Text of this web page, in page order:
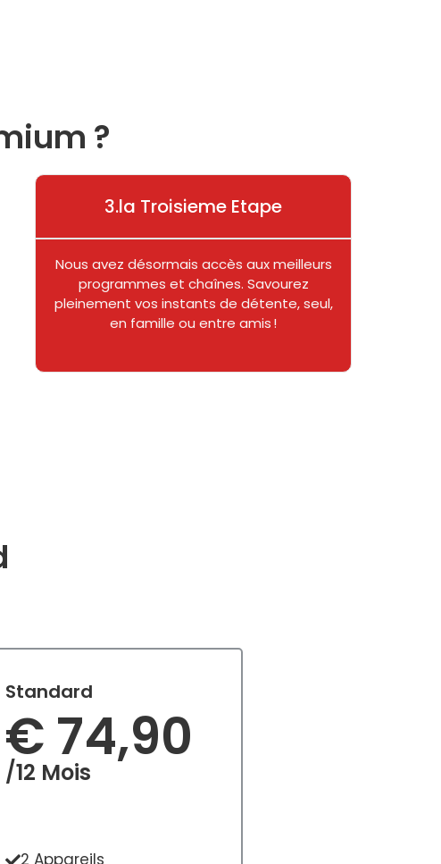
?
3.la Troisieme Etape
Nous avez désormais accès aux meilleurs
programmes et chaînes. Savourez
pleinement vos instants de détente, seul,
en famille ou entre amis !
Standard
€ 74,90
/12 Mois
2 Appareils